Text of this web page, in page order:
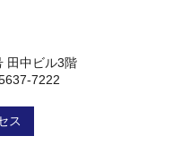
田中ビル3階
7222
ス